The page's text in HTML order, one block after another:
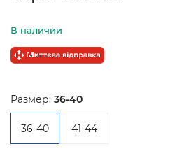
В наличии
Размер: 36-40
36-40 41-44